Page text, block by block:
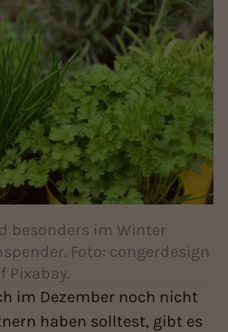
besonders im Winter
Foto: congerdesign
Pixabay.
im Dezember noch nicht
haben solltest, gibt es